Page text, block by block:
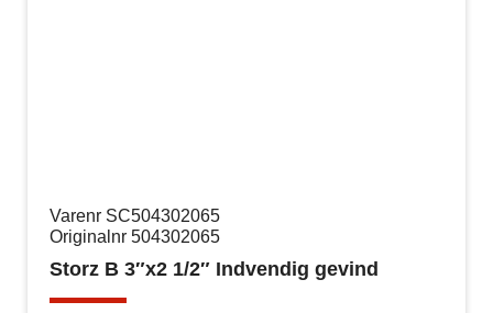
Varenr SC504302065
Originalnr 504302065
Storz B 3″x2 1/2″ Indvendig gevind